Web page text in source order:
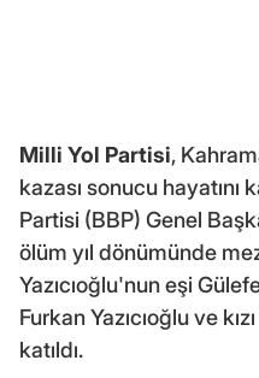
Milli Yol Partisi,
kazası sonucu
Partisi (BBP) Genel
ölüm yıl dönümünde
Yazıcıoğlu'nun eşi
Furkan Yazıcıoğlu ve
katıldı.